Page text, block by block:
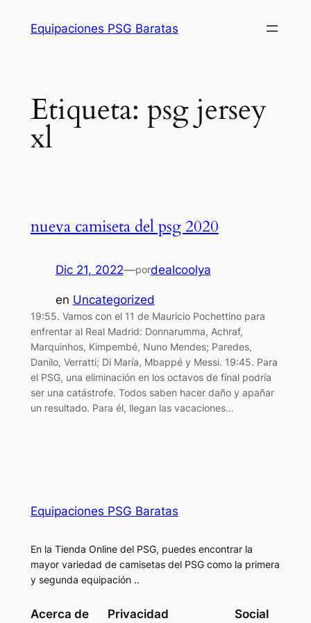
Equipaciones PSG Baratas
Etiqueta: psg jersey
xl
nueva camiseta del psg 2020
Dic 21, 2022—pordealcoolya
en Uncategorized
19:55. Vamos con el 11 de Mauricio Pochettino para
enfrentar al Real Madrid: Donnarumma, Achraf,
Marquinhos, Kimpembé, Nuno Mendes; Paredes,
Danilo, Verratti; Di María, Mbappé y Messi. 19:45. Para
el PSG, una eliminación en los octavos de final podría
ser una catástrofe. Todos saben hacer daño y apañar
un resultado. Para él, llegan las vacaciones…
Equipaciones PSG Baratas
En la Tienda Online del PSG, puedes encontrar la
mayor variedad de camisetas del PSG como la primera
y segunda equipación ..
Acerca de Privacidad Social